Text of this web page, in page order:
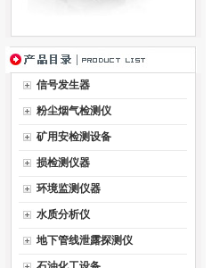
信号发生器
粉尘烟气检测仪
矿用安检测设备
损检测仪器
环境监测仪器
水质分析仪
地下管线泄露探测仪